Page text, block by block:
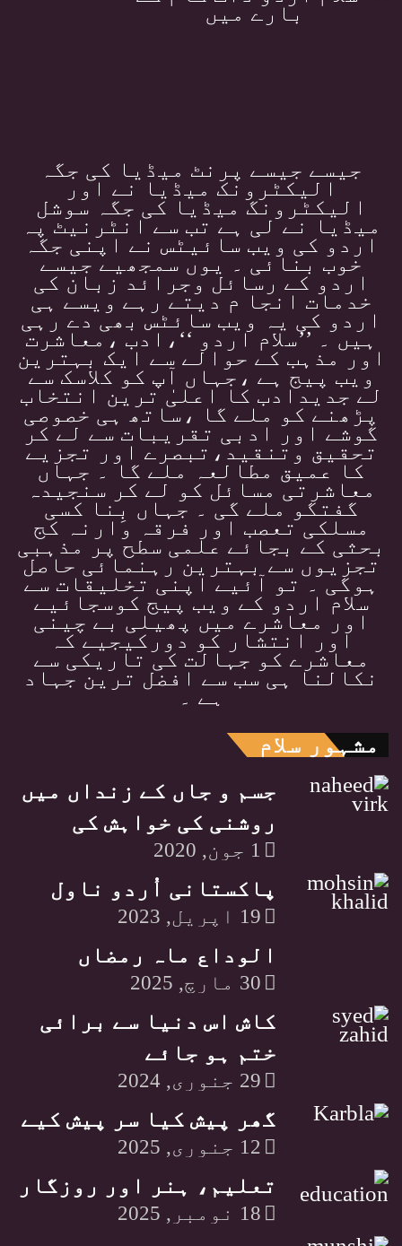
جیسے جیسے پرنٹ میڈیا کی جگہ
الیکٹرونک میڈیا نے اور
الیکٹرونگ میڈیا کی جگہ سوشل
میڈیا نے لی ہے تب سے انٹرنیٹ پہ
اردو کی ویب سائیٹس نے اپنی جگہ
خوب بنائی ۔ یوں سمجھیے جیسے
اردو کے رسائل وجرائد زبان کی
خدمات انجا م دیتے رہے ویسے ہی
اردو کی یہ ویب سائٹس بھی دے رہی
ہیں ۔ ’’سلام اردو ‘‘،ادب ،معاشرت
اور مذہب کے حوالے سے ایک بہترین
ویب پیج ہے ،جہاں آپ کو کلاسک سے
لے جدیدادب کا اعلیٰ ترین انتخاب
پڑھنے کو ملے گا ،ساتھ ہی خصوصی
گوشے اور ادبی تقریبات سے لے کر
تحقیق وتنقید،تبصرے اور تجزیے
کا عمیق مطالعہ ملے گا ۔ جہاں
معاشرتی مسائل کو لے کر سنجیدہ
گفتگو ملے گی ۔ جہاں بِنا کسی
مسلکی تعصب اور فرقہ وارنہ کج
بحثی کے بجائے علمی سطح پر مذہبی
تجزیوں سے بہترین رہنمائی حاصل
ہوگی ۔ تو آئیے اپنی تخلیقات سے
سلام اردو کے ویب پیج کوسجائیے
اور معاشرے میں پھیلی بے چینی
اور انتشار کو دورکیجیے کہ
معاشرے کو جہالت کی تاریکی سے
نکالنا ہی سب سے افضل ترین جہاد
ہے ۔
مشہور سلام
جسم و جاں کے زنداں میں
روشنی کی خواہش کی
1 جون, 2020
پاکستانی اُردو ناول
19 اپریل, 2023
الوداع ماہ رمضاں
30 مارچ, 2025
کاش اس دنیا سے برائی
ختم ہو جائے
29 جنوری, 2024
گھر پیش کیا سر پیش کیے
12 جنوری, 2025
تعلیم، ہنر اور روزگار
18 نومبر, 2025